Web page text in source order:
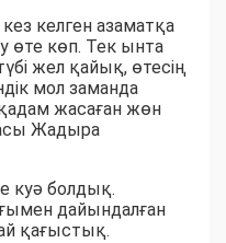
кез келген азаматқа
өте көп. Тек ынта
жел қайық, өтесің
мол заманда
жасаған жөн
Жадыра
куә болдық.
дайындалған
қағыстық.